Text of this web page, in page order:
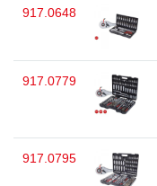
917.0648
917.0779
917.0795